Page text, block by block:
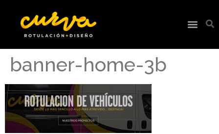
banner-home-3b